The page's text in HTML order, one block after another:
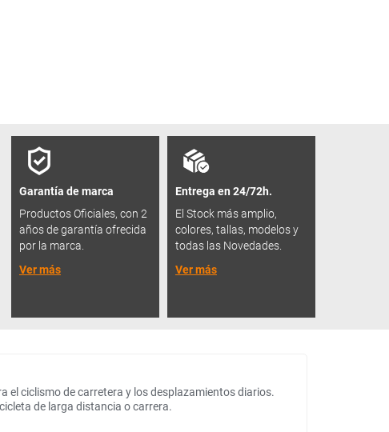
Garantía de marca
Productos Oficiales, con 2
años de garantía ofrecida
por la marca.
Ver más
Entrega en 24/72h.
El Stock más amplio,
colores, tallas, modelos y
todas las Novedades.
Ver más
el ciclismo de carretera y los desplazamientos diarios.
de larga distancia o carrera.